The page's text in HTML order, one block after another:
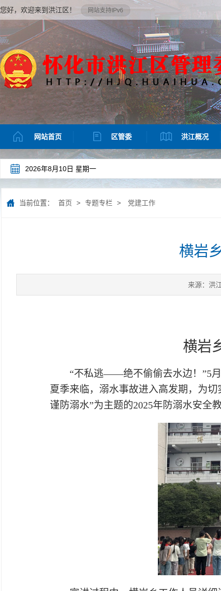
您好，欢迎来到洪江区！ 网站支持IPv6
网站首页 区管委 洪江概况
2026年8月10日 星期一
当前位置： 首页 > 专题专栏 > 党建工作
横岩
来源：洪
横岩
“不私逃——绝不偷偷去水边！”5
夏季来临，溺水事故进入高发期，为
谨防溺水”为主题的2025年防溺水安全